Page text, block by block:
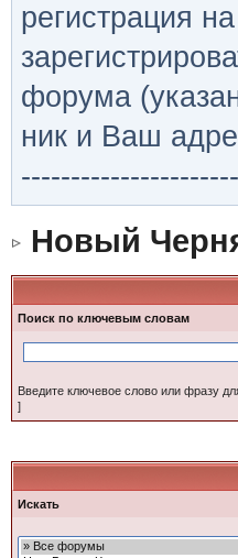
регистрация
форума
ник и Ваш
Новый
Поиск по ключевым словам
Введите ключевое слово или фразу
]
Искать